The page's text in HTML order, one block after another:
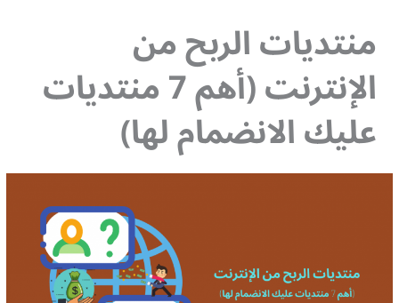
منتديات الربح من
الإنترنت (أهم 7 منتديات
عليك الانضمام لها)